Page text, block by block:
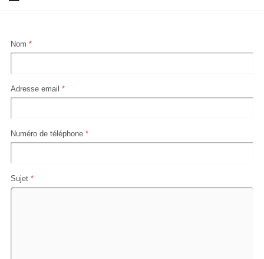
Nom *
Adresse email *
Numéro de téléphone *
Sujet *